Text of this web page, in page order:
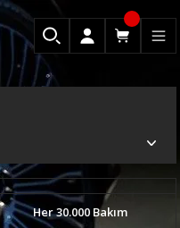
Her 30.000 Bakım